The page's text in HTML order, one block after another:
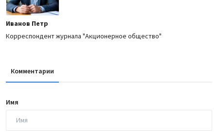
Иванов Петр
Корреспондент журнала "Акционерное общество"
Комментарии
Имя